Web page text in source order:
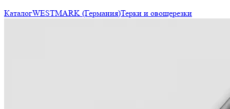
КаталогWESTMARK (Германия)Терки и овощерезки